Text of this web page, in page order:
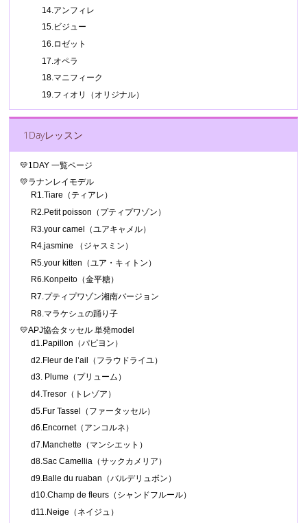
14.アンフィレ
15.ビジュー
16.ロゼット
17.オペラ
18.マニフィーク
19.フィオリ（オリジナル）
1Dayレッスン
💛1DAY 一覧ページ
💛ラナンレイモデル
R1.Tiare（ティアレ）
R2.Petit poisson（プティプワゾン）
R3.your camel（ユアキャメル）
R4.jasmine （ジャスミン）
R5.your kitten（ユア・キィトン）
R6.Konpeito（金平糖）
R7.プティプワゾン湘南バージョン
R8.マラケシュの踊り子
💛APJ協会タッセル 単発model
d1.Papillon（パピヨン）
d2.Fleur de l’ail（フラウドライユ）
d3. Plume（プリューム）
d4.Tresor（トレゾア）
d5.Fur Tassel（ファータッセル）
d6.Encornet（アンコルネ）
d7.Manchette（マンシエット）
d8.Sac Camellia（サックカメリア）
d9.Balle du ruaban（バルデリュボン）
d10.Champ de fleurs（シャンドフルール）
d11.Neige（ネイジュ）